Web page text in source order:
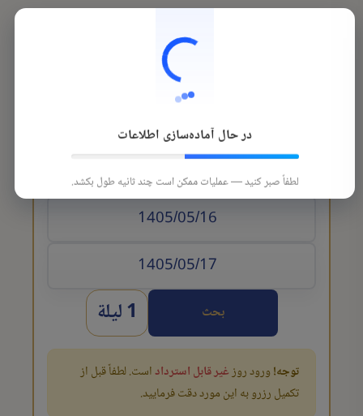
تاريخ الوصول
بحث 1 ليلة
توجه!ورود روزغیر قابل استرداداست. لطفاً قبل از
تکمیل رزرو به این مورد دقت فرمایید.
در حال آماده‌سازی اطلاعات
لطفاً صبر کنید — عملیات ممکن است چند ثانیه طول بکشد.